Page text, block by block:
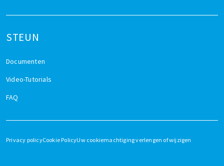
STEUN
Documenten
Video-Tutorials
FAQ
Privacy policyCookie PolicyUw cookiemachtiging verlengen of wijzigen